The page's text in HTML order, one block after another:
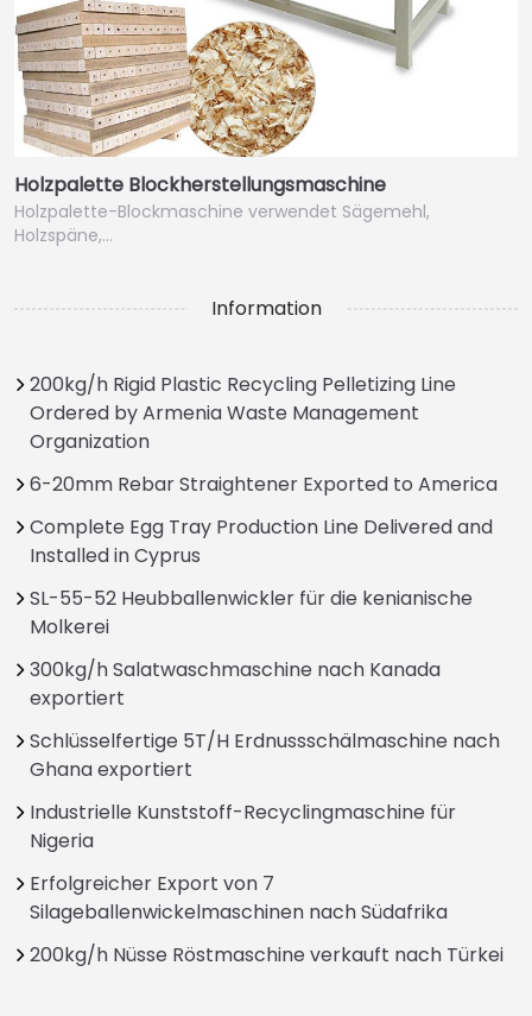
Holzpalette Blockherstellungsmaschine
Holzpalette-Blockmaschine verwendet Sägemehl,
Holzspäne,…
Information
200kg/h Rigid Plastic Recycling Pelletizing Line
Ordered by Armenia Waste Management
Organization
6-20mm Rebar Straightener Exported to America
Complete Egg Tray Production Line Delivered and
Installed in Cyprus
SL-55-52 Heubballenwickler für die kenianische
Molkerei
300kg/h Salatwaschmaschine nach Kanada
exportiert
Schlüsselfertige 5T/H Erdnussschälmaschine nach
Ghana exportiert
Industrielle Kunststoff-Recyclingmaschine für
Nigeria
Erfolgreicher Export von 7
Silageballenwickelmaschinen nach Südafrika
200kg/h Nüsse Röstmaschine verkauft nach Türkei